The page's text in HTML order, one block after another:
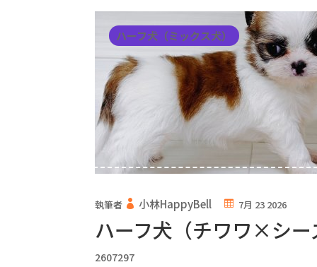
ハーフ犬（チワワ×シー
執筆者 小林HappyBell 7月 23 2026
ハーフ犬（ミックス犬）
2607297